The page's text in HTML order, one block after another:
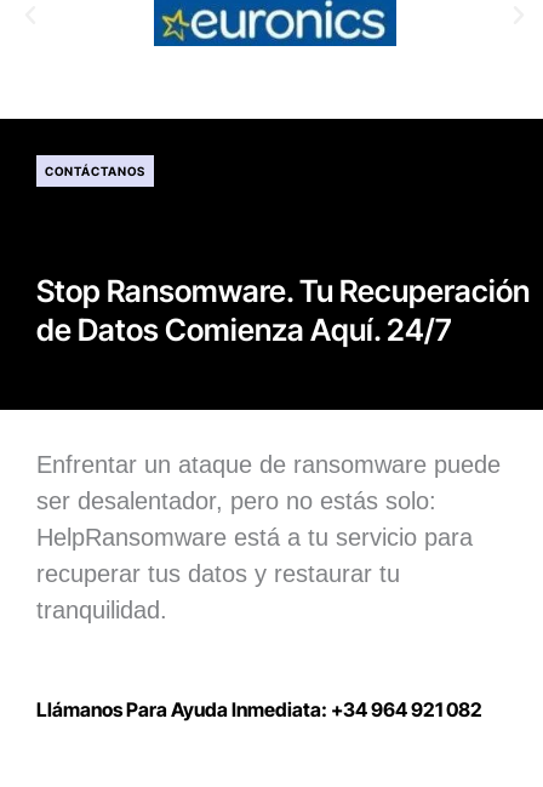
CONTÁCTANOS
Stop Ransomware. Tu Recuperación
de Datos Comienza Aquí. 24/7
Enfrentar un ataque de ransomware puede
ser desalentador, pero no estás solo:
HelpRansomware está a tu servicio para
recuperar tus datos y restaurar tu
tranquilidad.
Llámanos Para Ayuda Inmediata: +34 964 921 082